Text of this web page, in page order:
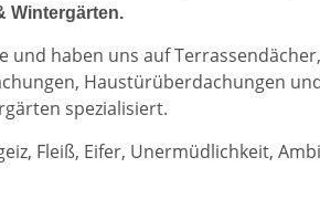
Wintergärten.
und haben uns auf Terrassendächer,
Haustürüberdachungen
spezialisiert.
Fleiß, Eifer, Unermüdlichkeit,